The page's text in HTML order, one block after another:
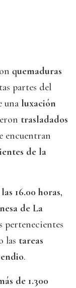
quemaduras
partes del
una luxación
trasladados
encuentran
de la
16.00 horas,
de La
pertenecientes
las tareas
.
de 1.300